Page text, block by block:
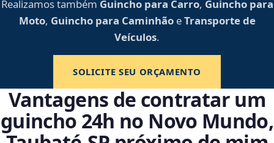
Realizamos também Guincho para Carro, Guincho para
Moto, Guincho para CaminhãoeTransporte de
Veículos.
SOLICITE SEU ORÇAMENTO
Vantagens de contratar um
guincho 24h no Novo Mundo,